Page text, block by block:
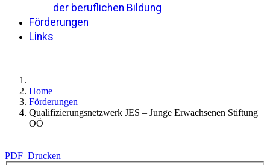
der beruflichen Bildung
Förderungen
Links
Home
Förderungen
Qualifizierungsnetzwerk JES – Junge Erwachsenen Stiftung
OÖ
PDF Drucken